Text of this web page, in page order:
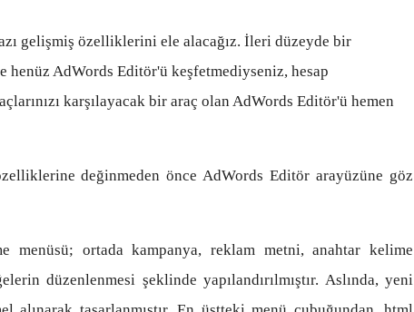
gelişmiş özelliklerini ele alacağız. İleri düzeyde bir
henüz AdWords Editör'ü keşfetmediyseniz, hesap
karşılayacak bir araç olan AdWords Editör'ü hemen
değinmeden önce AdWords Editör arayüzüne göz
menüsü; ortada kampanya, reklam metni, anahtar kelime
düzenlenmesi şeklinde yapılandırılmıştır. Aslında, yeni